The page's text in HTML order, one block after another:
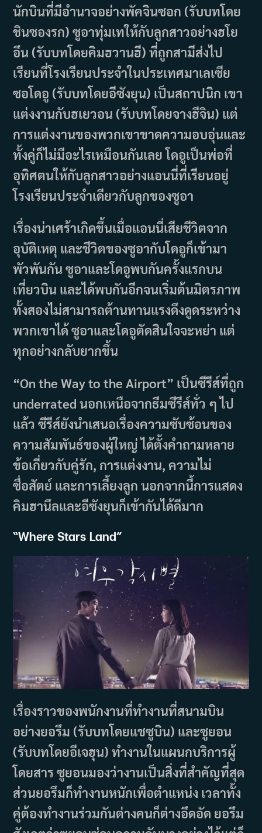
นักบินที่มีอำนาจอย่างพัคจินซอก (รับบทโดย
ชินซองรก) ซูอาทุ่มเทให้กับลูกสาวอย่างฮโย
อึน (รับบทโดยคิมฮวานฮี) ที่ถูกสามีส่งไป
เรียนที่โรงเรียนประจำในประเทศมาเลเซีย
ซอโดอู (รับบทโดยอีซังยุน) เป็นสถาปนิก เขา
แต่งงานกับฮเยวอน (รับบทโดยจางฮีจิน) แต่
การแต่งงานของพวกเขาขาดความอบอุ่นและ
ทั้งคู่ก็ไม่มีอะไรเหมือนกันเลย โดอูเป็นพ่อที่
อุทิศตนให้กับลูกสาวอย่างแอนนี่ที่เรียนอยู่
โรงเรียนประจำเดียวกับลูกของซูอา
เรื่องน่าเศร้าเกิดขึ้นเมื่อแอนนี่เสียชีวิตจาก
อุบัติเหตุ และชีวิตของซูอากับโดอูก็เข้ามา
พัวพันกัน ซูอาและโดอูพบกันครั้งแรกบน
เที่ยวบิน และได้พบกันอีกจนเริ่มต้นมิตรภาพ
ทั้งสองไม่สามารถต้านทานแรงดึงดูดระหว่าง
พวกเขาได้ ซูอาและโดอูตัดสินใจจะหย่า แต่
ทุกอย่างกลับยากขึ้น
“On the Way to the Airport” เป็นซีรีส์ที่ถูก
underrated นอกเหนือจากธีมซีรีส์ทั่ว ๆ ไป
แล้ว ซีรีส์ยังนำเสนอเรื่องความซับซ้อนของ
ความสัมพันธ์ของผู้ใหญ่ ได้ตั้งคำถามหลาย
ข้อเกี่ยวกับคู่รัก, การแต่งงาน, ความไม่
ซื่อสัตย์ และการเลี้ยงลูก นอกจากนี้การแสดง
คิมฮานึลและอีซังยุนก็เข้ากันได้ดีมาก
“Where Stars Land”
เรื่องราวของพนักงานที่ทำงานที่สนามบิน
อย่างยอรึม (รับบทโดยแชซูบิน) และซูยอน
(รับบทโดยอีเจฮุน) ทำงานในแผนกบริการผู้
โดยสาร ซูยอนมองว่างานเป็นสิ่งที่สำคัญที่สุด
ส่วนยอรึมก็ทำงานหนักเพื่อตำแหน่ง เวลาทั้ง
คู่ต้องทำงานร่วมกันต่างคนก็ต่างอึดอัด ยอรึม